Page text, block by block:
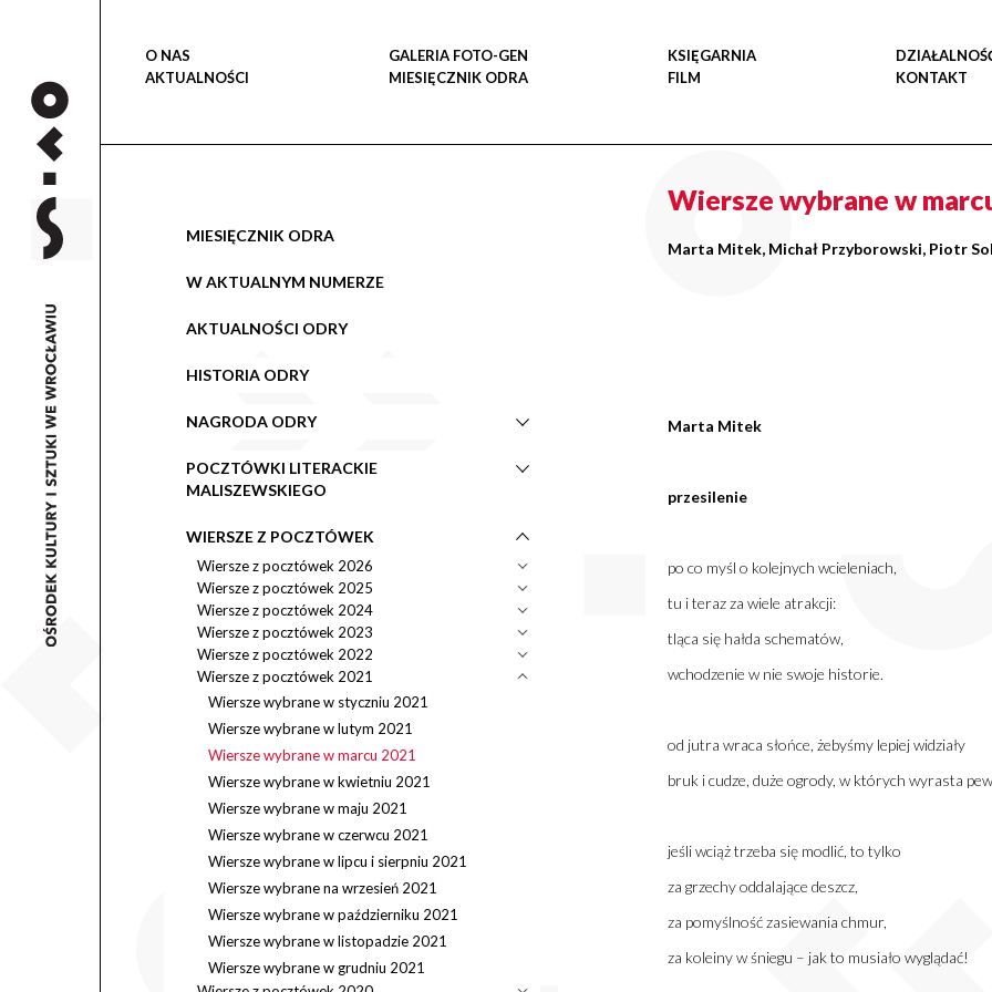
O NAS
AKTUALNOŚCI
GALERIA FOTO-GEN
MIESIĘCZNIK ODRA
KSIĘGARNIA
FILM
KONTAKT
MIESIĘCZNIK ODRA
W AKTUALNYM NUMERZE
AKTUALNOŚCI ODRY
HISTORIA ODRY
NAGRODA ODRY
POCZTÓWKI LITERACKIE
MALISZEWSKIEGO
WIERSZE Z POCZTÓWEK
Wiersze z pocztówek 2026
Wiersze z pocztówek 2025
Wiersze z pocztówek 2024
Wiersze z pocztówek 2023
Wiersze z pocztówek 2022
Wiersze z pocztówek 2021
Wiersze wybrane w styczniu 2021
Wiersze wybrane w lutym 2021
Wiersze wybrane w marcu 2021
Wiersze wybrane w kwietniu 2021
Wiersze wybrane w maju 2021
Wiersze wybrane w czerwcu 2021
Wiersze wybrane w lipcu i sierpniu 2021
Wiersze wybrane na wrzesień 2021
Wiersze wybrane w październiku 2021
Wiersze wybrane w listopadzie 2021
Wiersze wybrane w grudniu 2021
Wiersze wybrane w
Marta Mitek, Michał Przyborowski, Piotr
Marta Mitek
przesilenie
po co myśl o kolejnych wcieleniach,
tu i teraz za wiele atrakcji:
tląca się hałda schematów,
wchodzenie w nie swoje historie.
od jutra wraca słońce, żebyśmy lepiej widziały
bruk i cudze, duże ogrody, w których wyrasta
jeśli wciąż trzeba się modlić, to tylko
za grzechy oddalające deszcz,
za pomyślność zasiewania chmur,
za koleiny w śniegu – jak to musiało wyglądać!